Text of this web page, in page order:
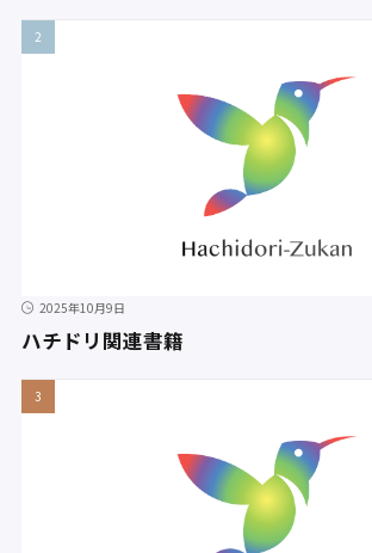
2025年10月9日
ハチドリ関連書籍